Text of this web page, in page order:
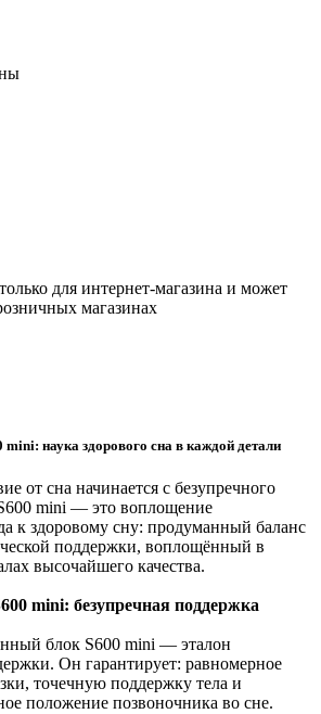
для интернет-магазина и может
магазинах
наука здорового сна в каждой детали
от сна начинается с безупречного
mini — это воплощение
к здоровому сну: продуманный баланс
поддержки, воплощённый в
высочайшего качества.
mini: безупречная поддержка
блок S600 mini — эталон
Он гарантирует: равномерное
точечную поддержку тела и
положение позвоночника во сне.